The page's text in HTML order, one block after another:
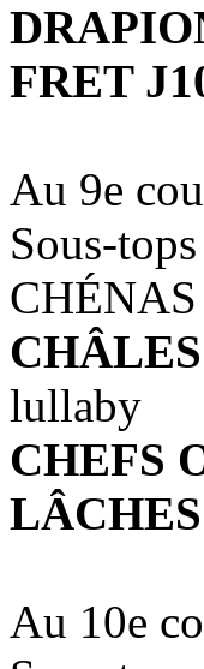
FRET
Au 9e
Sous-
lullaby
CHEFS
Au 10e